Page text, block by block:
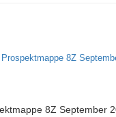
8Z September